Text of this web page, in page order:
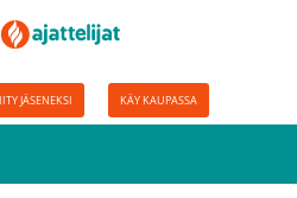
JÄSENEKSI KÄY KAUPASSA